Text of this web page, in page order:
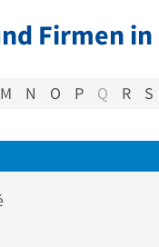
Firmen in
M N O P Q R S